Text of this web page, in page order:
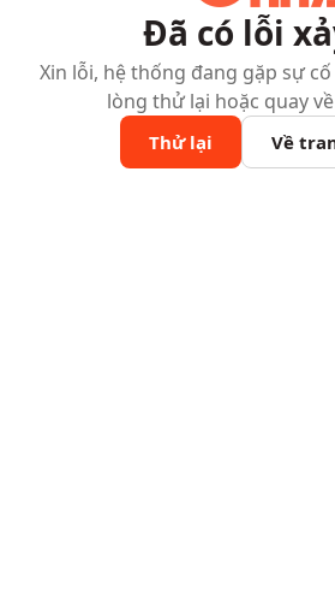
Đã có lỗi
Xin lỗi, hệ thống đang gặp sự
lòng thử lại hoặc quay
Thử lại Về